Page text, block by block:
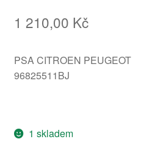
1 210,00 Kč
PSA CITROEN PEUGEOT
96825511BJ
1 skladem